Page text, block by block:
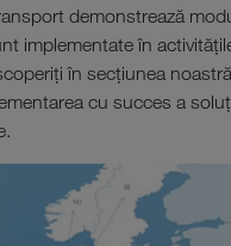
demonstrează
implementate în
în secțiunea
cu succes a